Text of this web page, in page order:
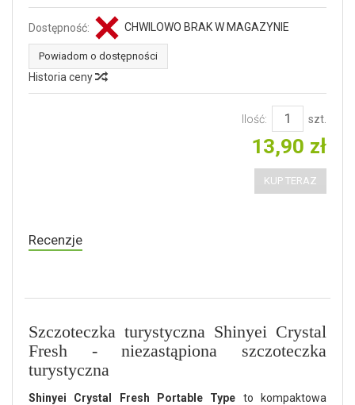
Dostępność: CHWILOWO BRAK W MAGAZYNIE
Powiadom o dostępności
Historia ceny
Ilość: szt.
13,90 zł
KUP TERAZ
Recenzje
Szczoteczka turystyczna Shinyei Crystal
Fresh - niezastąpiona szczoteczka
turystyczna
Shinyei Crystal Fresh Portable Type to kompaktowa